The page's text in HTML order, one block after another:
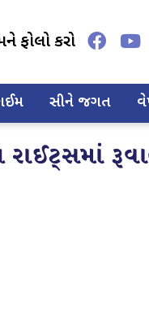
ફોલો કરો
સીને જગત